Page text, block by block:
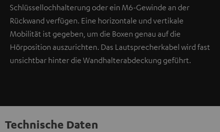
Schlüssellochhalterung oder ein M6-Gewinde an der
Rückwand verfügen. Eine horizontale und vertikale
Mobilität ist gegeben, um die Boxen genau auf die
Hörposition auszurichten. Das Lautsprecherkabel wird fast
unsichtbar hinter die Wandhalterabdeckung geführt.
Technische Daten